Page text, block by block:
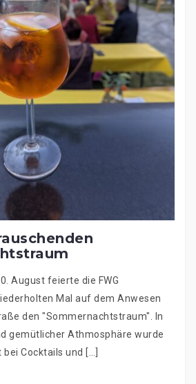
August feierte die FWG
Mal auf dem Anwesen
den "Sommernachtstraum". In
gemütlicher Athmosphäre wurde
Cocktails und […]